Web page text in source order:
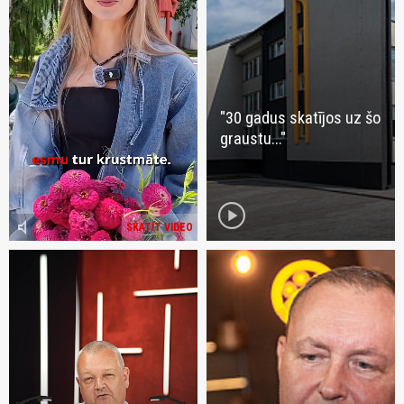
SKATĪT VIDEO
volume_mute
"30 gadus skatījos uz šo
graustu..."
play_circle